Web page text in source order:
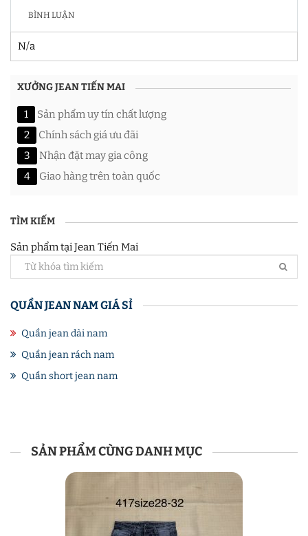
BÌNH LUẬN
N/a
XƯỞNG JEAN TIẾN MAI
1
Sản phẩm uy tín chất lượng
2
Chính sách giá ưu đãi
3
Nhận đặt may gia công
4
Giao hàng trên toàn quốc
TÌM KIẾM
Sản phẩm tại Jean Tiến Mai
QUẦN JEAN NAM GIÁ SỈ
Quần jean dài nam
Quần jean rách nam
Quần short jean nam
SẢN PHẨM CÙNG DANH MỤC